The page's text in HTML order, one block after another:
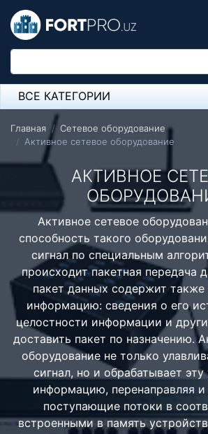
ВСЕ КАТЕГОРИИ
Микрофон
Напольные розетки
Оборудование Mikrotik
Пылесос
Спикерфон
Модемы ADSL, Wan/Lan Роутеры, Wi-
IP Телефония
Стереосистемы
Серверное оборудование
UPS Источники бесперебойного
Мышки и Клавиатуры
Главная
Сетевое оборудование
Активное сетевое оборудование
АКТИВНОЕ
Активное сетевое
способность такого
сигнал по специальным
происходит пакетная передача
пакет данных содержит также
информацию: сведения о его
целостности информации и
доставить пакет по назначению.
оборудование не только
сигнал, но и обрабатывает
информацию, перенаправляя и
поступающие потоки в
встроенными в память